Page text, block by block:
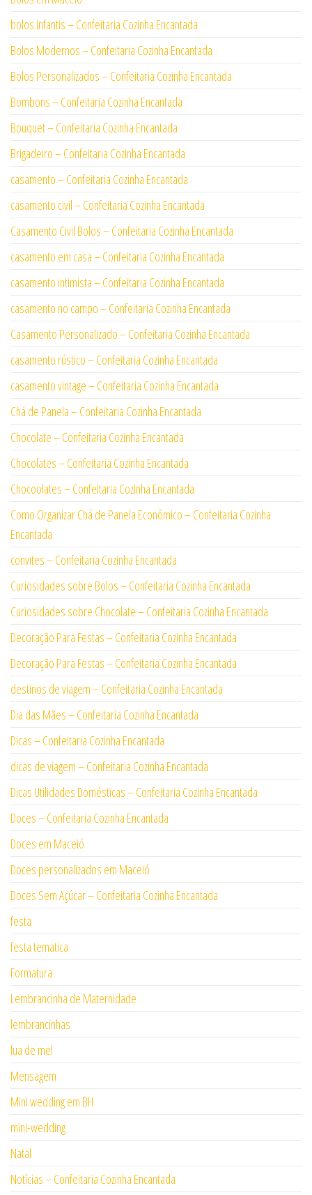
bolos infantis – Confeitaria Cozinha Encantada
Bolos Modernos – Confeitaria Cozinha Encantada
Bolos Personalizados – Confeitaria Cozinha Encantada
Bombons – Confeitaria Cozinha Encantada
Bouquet – Confeitaria Cozinha Encantada
Brigadeiro – Confeitaria Cozinha Encantada
casamento – Confeitaria Cozinha Encantada
casamento civil – Confeitaria Cozinha Encantada
Casamento Civil Bolos – Confeitaria Cozinha Encantada
casamento em casa – Confeitaria Cozinha Encantada
casamento intimista – Confeitaria Cozinha Encantada
casamento no campo – Confeitaria Cozinha Encantada
Casamento Personalizado – Confeitaria Cozinha Encantada
casamento rústico – Confeitaria Cozinha Encantada
casamento vintage – Confeitaria Cozinha Encantada
Chá de Panela – Confeitaria Cozinha Encantada
Chocolate – Confeitaria Cozinha Encantada
Chocolates – Confeitaria Cozinha Encantada
Chocoolates – Confeitaria Cozinha Encantada
Como Organizar Chá de Panela Econômico – Confeitaria Cozinha
Encantada
convites – Confeitaria Cozinha Encantada
Curiosidades sobre Bolos – Confeitaria Cozinha Encantada
Curiosidades sobre Chocolate – Confeitaria Cozinha Encantada
Decoração Para Festas – Confeitaria Cozinha Encantada
Decoração Para Festas – Confeitaria Cozinha Encantada
destinos de viagem – Confeitaria Cozinha Encantada
Dia das Mães – Confeitaria Cozinha Encantada
Dicas – Confeitaria Cozinha Encantada
dicas de viagem – Confeitaria Cozinha Encantada
Dicas Utilidades Domésticas – Confeitaria Cozinha Encantada
Doces – Confeitaria Cozinha Encantada
Doces em Maceió
Doces personalizados em Maceió
Doces Sem Açúcar – Confeitaria Cozinha Encantada
festa
festa tematica
Formatura
Lembrancinha de Maternidade
lembrancinhas
lua de mel
Mensagem
Mini wedding em BH
mini-wedding
Natal
Notícias – Confeitaria Cozinha Encantada